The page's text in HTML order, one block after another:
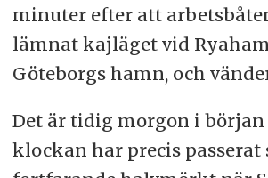
minuter efter att
lämnat kajläget vid
Göteborgs hamn, och
Det är tidig morgon i början
klockan har precis passerat